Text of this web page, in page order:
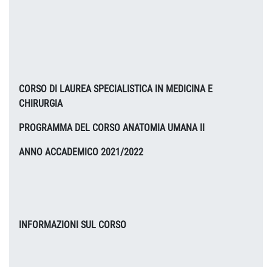
CORSO DI LAUREA SPECIALISTICA IN MEDICINA E
CHIRURGIA
PROGRAMMA DEL CORSO ANATOMIA UMANA II
ANNO ACCADEMICO 2021/2022
INFORMAZIONI SUL CORSO